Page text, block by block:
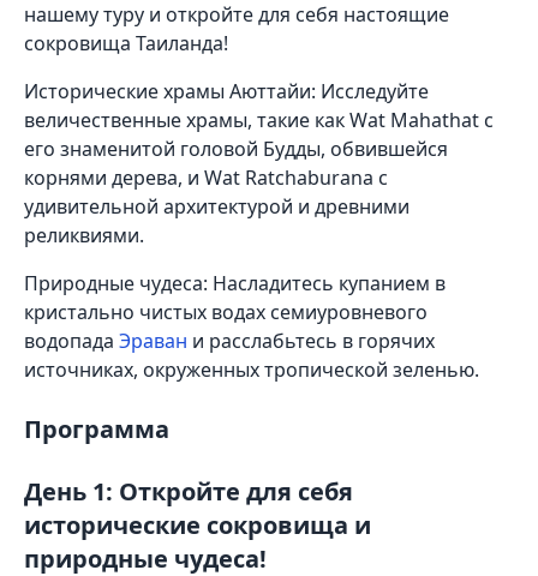
нашему туру и откройте для себя настоящие
сокровища Таиланда!
Исторические храмы Аюттайи: Исследуйте
величественные храмы, такие как Wat Mahathat с
его знаменитой головой Будды, обвившейся
корнями дерева, и Wat Ratchaburana с
удивительной архитектурой и древними
реликвиями.
Природные чудеса: Насладитесь купанием в
кристально чистых водах семиуровневого
водопада Эраван и расслабьтесь в горячих
источниках, окруженных тропической зеленью.
Программа
День 1: Откройте для себя
исторические сокровища и
природные чудеса!